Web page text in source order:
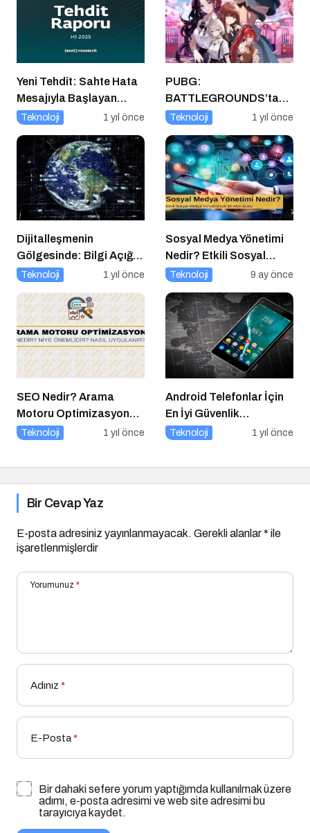
Yeni Tehdit: Sahte Hata
Mesajıyla Başlayan
Siber Saldırılar
Teknoloji 1 yıl önce
PUBG:
BATTLEGROUNDS’tan
1 Nisan Şakası
Teknoloji 1 yıl önce
Dijitalleşmenin
Gölgesinde: Bilgi Açığı
Büyüyor mu?
Teknoloji 1 yıl önce
Sosyal Medya Yönetimi
Nedir? Etkili Sosyal
Medya Yönetimi İçin 10
Teknoloji 9 ay önce
SEO Nedir? Arama
Motoru Optimizasyonu
Nasıl Yapılır?
Teknoloji 1 yıl önce
Android Telefonlar İçin
En İyi Güvenlik
Uygulamaları
Teknoloji 1 yıl önce
Bir Cevap Yaz
E-posta adresiniz yayınlanmayacak. Gerekli alanlar* ile
işaretlenmişlerdir
Yorumunuz *
Adınız *
E-Posta*
Bir dahaki sefere yorum yaptığımda kullanılmak üzere
adımı, e-posta adresimi ve web site adresimi bu
tarayıcıya kaydet.